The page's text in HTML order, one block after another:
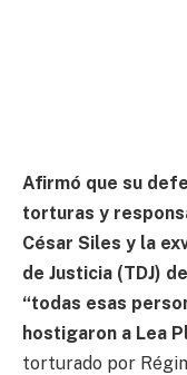
Afirmó que su
torturas y
César Siles y la
de Justicia (TDJ)
“todas esas
hostigaron a Lea
torturado por